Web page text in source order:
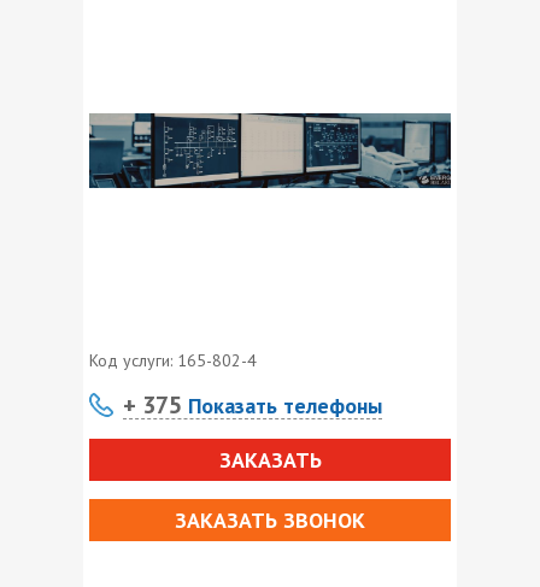
Код услуги: 165-802-4
+ 375 Показать телефоны
ЗАКАЗАТЬ
ЗАКАЗАТЬ ЗВОНОК